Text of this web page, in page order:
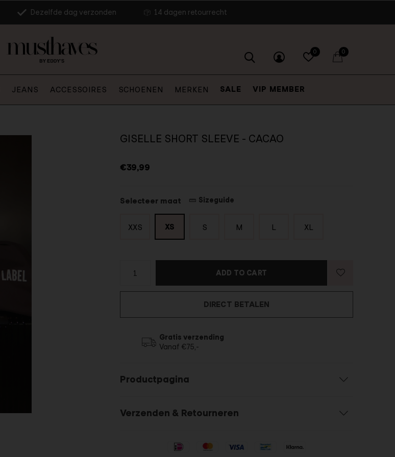
JEANS ACCESSOIRES SCHOENEN MERKEN SALE VIP MEMBER
0 0
Dezelfde dag verzonden 14 dagen retourrecht
GISELLE SHORT SLEEVE - CACAO
€39,99
Selecteer maat Sizeguide
XXS XS S M L XL
ADD TO CART
DIRECT BETALEN
Gratis verzending
Vanaf €75,-
Productpagina
Verzenden & Retourneren